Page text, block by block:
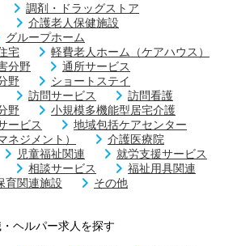
調剤・ドラッグストア
介護老人保健施設
グループホーム
宅
軽費老人ホーム（ケアハウス）
分野
通所サービス
野
ショートステイ
訪問サービス
訪問看護
野
小規模多機能型居宅介護
ービス
地域包括ケアセンター
ネジメント）
介護医療院
児童福祉関連
就労支援サービス
相談サービス
福祉用具関連
育関連施設 その他
ヘルパー求人を探す